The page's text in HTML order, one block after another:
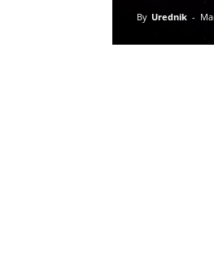
By Urednik -